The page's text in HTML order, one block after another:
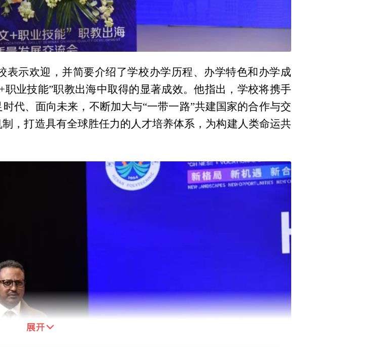
表示欢迎，并简要介绍了学校办学历程、办学特色和办学成
业技能”职教出海中取得的显著成效。他指出，学校将携手
代、面向未来，不断加大与“一带一路”共建国家的合作与交
，打造具有全球胜任力的人才培养体系，为构建人类命运共